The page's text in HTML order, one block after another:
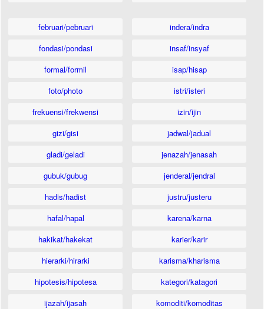
februari/pebruari
fondasi/pondasi
formal/formil
foto/photo
frekuensi/frekwensi
gizi/gisi
gladi/geladi
gubuk/gubug
hadis/hadist
hafal/hapal
hakikat/hakekat
hierarki/hirarki
hipotesis/hipotesa
ijazah/ijasah
indera/indra
insaf/insyaf
isap/hisap
istri/isteri
izin/ijin
jadwal/jadual
jenazah/jenasah
jenderal/jendral
justru/justeru
karena/karna
karier/karir
karisma/kharisma
kategori/katagori
komoditi/komoditas